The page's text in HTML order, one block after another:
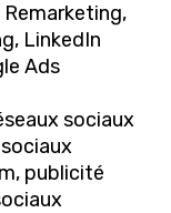
LinkedIn
Ads
sociaux
publicité